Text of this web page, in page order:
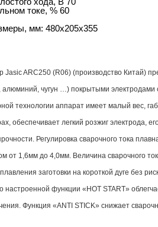
токе, % 60
мм: 480х205х355
Jasic ARC250 (R06) (производство Китай)
алюминий, чугун …) покрытыми
технологии аппарат имеет малый вес,
обеспечивает легкий розжиг электрода,
Регулировка сварочного тока
от 1,6мм до 4,0мм. Величина сварочного
заготовки на короткой дуге без
функции «HOT START»
Функция «ANTI STICK» снижает